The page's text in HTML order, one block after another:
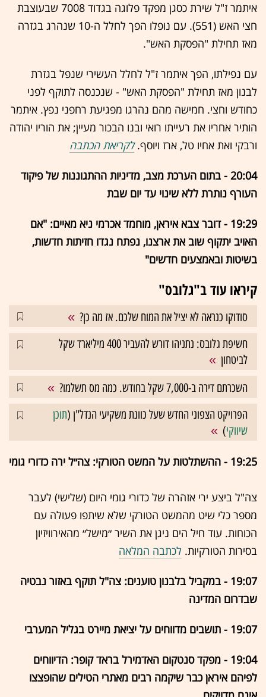
איתמר ז"ל שירת כסגן מפקד פלוגה בגדוד 7008 שבעוצבת
חצי האש (551). עם נופלו הפך לחלל ה-10 שנהרג בגזרה
מאז תחילת "הפסקת האש".
עם נפילתו, הפך איתמר ז"ל לחלל העשירי שנפל בגזרת
לבנון מאז תחילת "הפסקת האש" - שנכנסה לתוקף לפני
כחודש וחצי. חמישה מהם נהרגו מפגיעת רחפני נפץ. איתמר
הותיר אחריו את רעייתו רואי ובנו הבכור מעיין; את הוריו יהודה
ורבקי ואת אחיו טל, ארז ויוסף.לקריאת הכתבה
20:04 - בתום הערכת מצב, מדיניות ההתגוננות של פיקוד
העורף נותרת ללא שינוי עד יום שבת
19:29 - דובר צבא איראן, מוחמד אכרמי ניא מאיים: "אם
האויב יתקוף שוב את ארצנו, נפתח נגדו חזיתות חדשות,
בשיטות ובאמצעים חדשים"
קיראו עוד ב"גלובס"
סודוקו כנראה לא יציל את המוח שלכם. אז מה כן?
חשיפת גלובס: נתניהו דורש להעביר 400 מיליארד שקל
לביטחון
השכרתם דירה ב-7,000 שקל בחודש. כמה מס תשלמו?
הפרויקט הצפוני החדש שעל כוונת משקיעי הנדל"ן (תוכן
שיווקי)
19:25 - ההשתלטות על המשט הטורקי: צה״ל ירה כדורי גומי
צה"ל ביצע ירי אזהרה של כדורי גומי היום (שלישי) לעבר
מספר כלי שיט מהמשט הטורקי שלא שיתפו פעולה עם
הכוחות. עוד חיל הים ניגן את השיר ״מישל״ מהאירוויזיון
בסירות הטורקיות. לכתבה המלאה
19:07 - במקביל בלבנון טוענים: צה"ל תוקף באזור נבטיה
שבדרום המדינה
19:07 - תושבים מדווחים על יציאת מיירט בגליל המערבי
19:04 - מפקד סנטקום האדמירל בראד קופר: הדיווחים
לפיהם איראן כבר שיקמה רבים מאתרי הטילים שהופצצו